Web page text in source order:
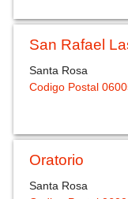
San Rafael
Santa Rosa
Codigo Postal
Oratorio
Santa Rosa